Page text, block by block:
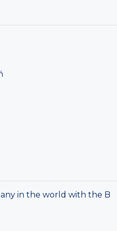
in the world with the B